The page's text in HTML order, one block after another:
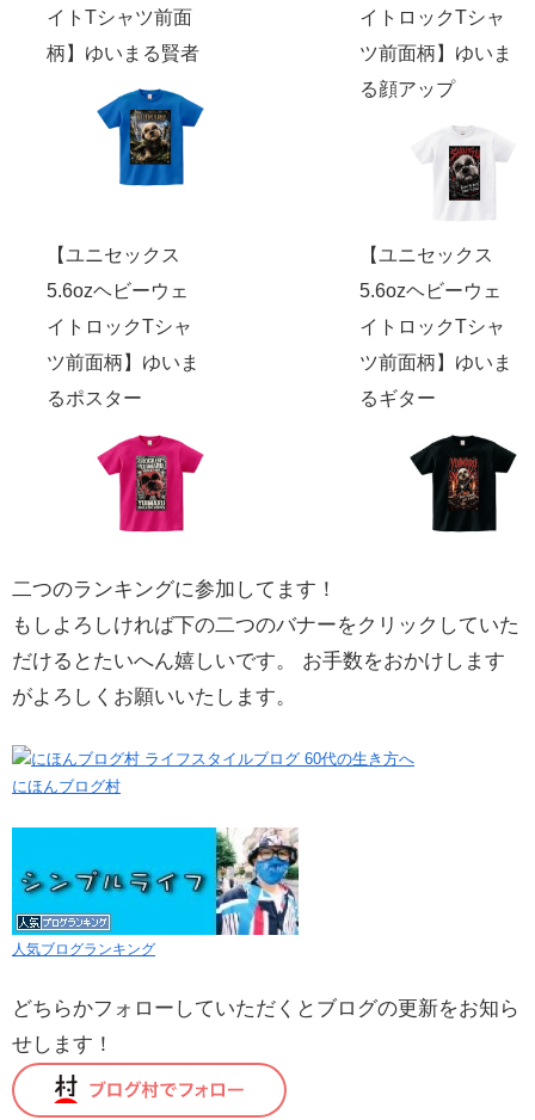
イトTシャツ前面
柄】ゆいまる賢者
イトロックTシャ
ツ前面柄】ゆいま
る顔アップ
【ユニセックス
5.6ozヘビーウェ
イトロックTシャ
ツ前面柄】ゆいま
るポスター
【ユニセックス
5.6ozヘビーウェ
イトロックTシャ
ツ前面柄】ゆいま
るギター
二つのランキングに参加してます！
もしよろしければ下の二つのバナーをクリックしていた
だけるとたいへん嬉しいです。 お手数をおかけします
がよろしくお願いいたします。
にほんブログ村
人気ブログランキング
どちらかフォローしていただくとブログの更新をお知ら
せします！